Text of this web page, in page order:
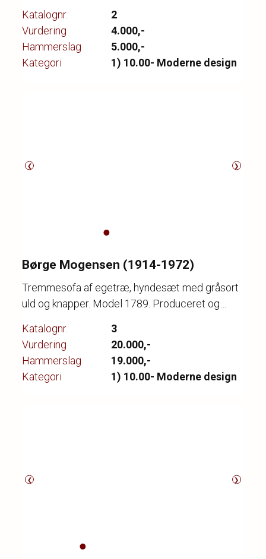
Katalognr.
2
Vurdering
4.000,-
Hammerslag
5.000,-
Kategori
1) 10.00- Moderne design
❮ ❯
Børge Mogensen (1914-1972)
Tremmesofa af egetræ, hyndesæt med gråsort
uld og knapper. Model 1789. Produceret og
mærkat herfra. Lette brugsspor. 162 x 76 x 85
cm.
Katalognr.
3
Vurdering
20.000,-
Hammerslag
19.000,-
Kategori
1) 10.00- Moderne design
❮ ❯